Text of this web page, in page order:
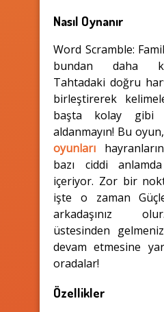
Nasıl Oynanır
Word Scramble:
bundan daha
Tahtadaki doğru
birleştirerek
başta kolay gibi
aldanmayın! Bu
oyunları
bazı ciddi
içeriyor. Zor bir
işte o zaman
arkadaşınız
üstesinden
devam etmesine
oradalar!
Özellikler